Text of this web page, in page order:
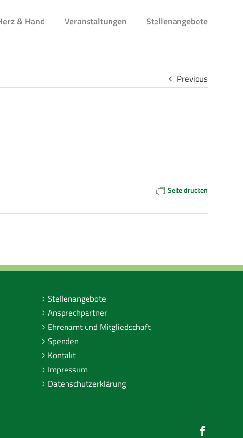
& Hand Veranstaltungen Stellenangebote
Previous
Seite drucken
Stellenangebote
Ansprechpartner
Ehrenamt und Mitgliedschaft
Spenden
Kontakt
Impressum
Datenschutzerklärung